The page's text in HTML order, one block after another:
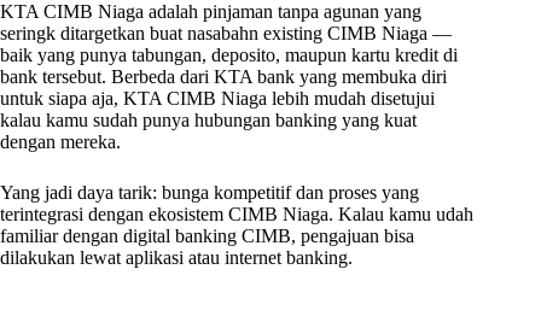
KTA CIMB Niaga adalah pinjaman tanpa agunan yang
seringk ditargetkan buat nasabahn existing CIMB Niaga —
baik yang punya tabungan, deposito, maupun kartu kredit di
bank tersebut. Berbeda dari KTA bank yang membuka diri
untuk siapa aja, KTA CIMB Niaga lebih mudah disetujui
kalau kamu sudah punya hubungan banking yang kuat
dengan mereka.
Yang jadi daya tarik: bunga kompetitif dan proses yang
terintegrasi dengan ekosistem CIMB Niaga. Kalau kamu udah
familiar dengan digital banking CIMB, pengajuan bisa
dilakukan lewat aplikasi atau internet banking.